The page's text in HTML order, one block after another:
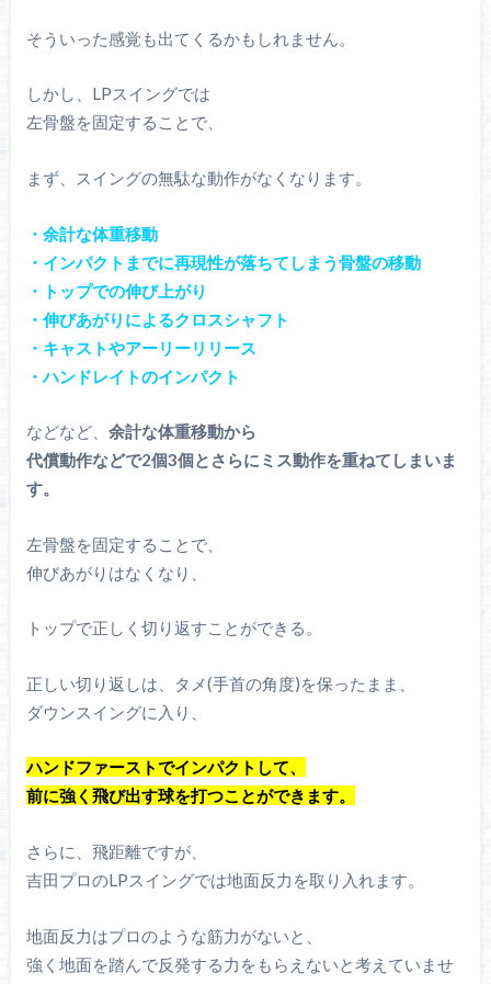
そういった感覚も出てくるかもしれません。
しかし、LPスイングでは
左骨盤を固定することで、
まず、スイングの無駄な動作がなくなります。
・余計な体重移動
・インパクトまでに再現性が落ちてしまう骨盤の移動
・トップでの伸び上がり
・伸びあがりによるクロスシャフト
・キャストやアーリーリリース
・ハンドレイトのインパクト
などなど、 余計な体重移動から
代償動作などで2個3個とさらにミス動作を重ねてしまいま
す。
左骨盤を固定することで、
伸びあがりはなくなり、
トップで正しく切り返すことができる。
正しい切り返しは、タメ(手首の角度)を保ったまま、
ダウンスイングに入り、
ハンドファーストでインパクトして、
前に強く飛び出す球を打つことができます。
さらに、飛距離ですが、
吉田プロのLPスイングでは地面反力を取り入れます。
地面反力はプロのような筋力がないと、
強く地面を踏んで反発する力をもらえないと考えていませ